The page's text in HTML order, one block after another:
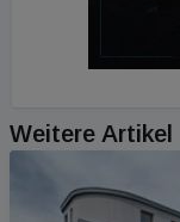
Weitere Artikel